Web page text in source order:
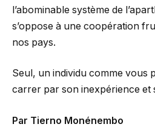
l’abominable système de
s’oppose à une coopération
nos pays.
Seul, un individu comme vous
carrer par son inexpérience et
Par Tierno Monénembo